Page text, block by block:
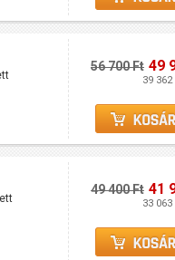
56 700 Ft 49
39 362
49 400 Ft 41
33 063